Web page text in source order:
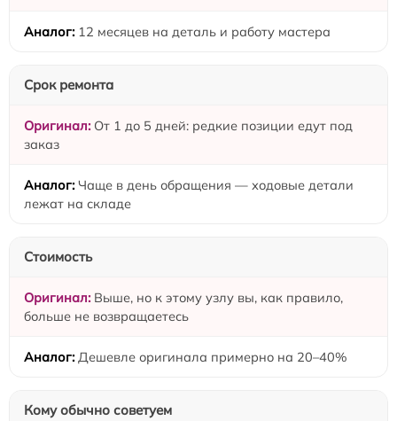
12 месяцев на деталь и работу мастера
Срок ремонта
От 1 до 5 дней: редкие позиции едут под
заказ
Чаще в день обращения — ходовые детали
лежат на складе
Стоимость
Выше, но к этому узлу вы, как правило,
больше не возвращаетесь
Дешевле оригинала примерно на 20–40%
Кому обычно советуем